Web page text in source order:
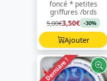
foncé * petites
griffures /brds
5,00€3,50€ -30%
Ajouter
Dernière !